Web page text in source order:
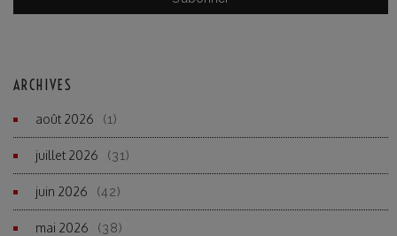
ARCHIVES
août 2026 (1)
juillet 2026 (31)
juin 2026 (42)
mai 2026 (38)